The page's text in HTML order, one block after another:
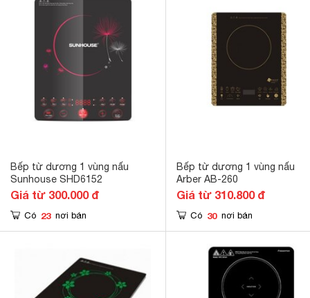
Bếp từ dương 1 vùng nấu
Sunhouse SHD6152
Giá từ 300.000 đ
Có 23 nơi bán
Bếp từ dương 1 vùng nấu
Arber AB-260
Giá từ 310.800 đ
Có 30 nơi bán